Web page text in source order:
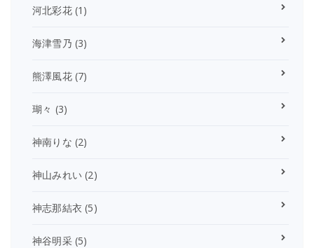
河北彩花(1)
海津雪乃 (3)
熊澤風花(7)
瑚々 (3)
神南りな (2)
神山みれい (2)
神志那結衣 (5)
神谷明采(5)